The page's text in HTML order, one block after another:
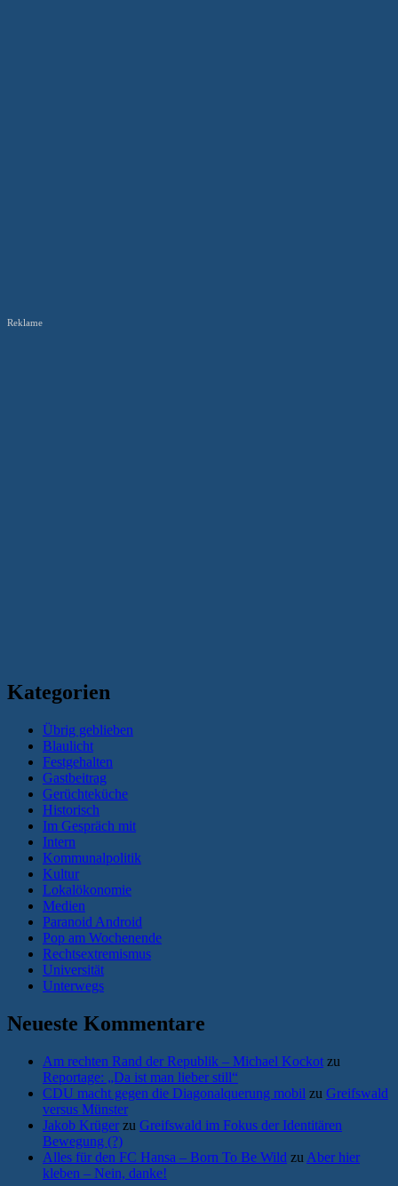
Reklame
Kategorien
Übrig geblieben
Blaulicht
Festgehalten
Gastbeitrag
Gerüchteküche
Historisch
Im Gespräch mit
Intern
Kommunalpolitik
Kultur
Lokalökonomie
Medien
Paranoid Android
Pop am Wochenende
Rechtsextremismus
Universität
Unterwegs
Neueste Kommentare
Am rechten Rand der Republik – Michael Kockot zu
Reportage: „Da ist man lieber still“
CDU macht gegen die Diagonalquerung mobil zu Greifswald
versus Münster
Jakob Krüger zu Greifswald im Fokus der Identitären
Bewegung (?)
Alles für den FC Hansa – Born To Be Wild zu Aber hier
kleben – Nein, danke!